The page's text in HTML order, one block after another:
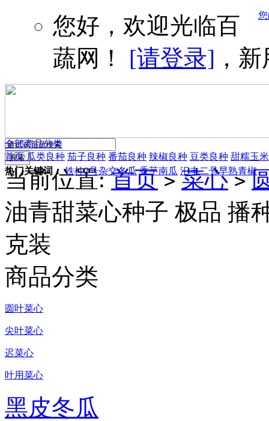
您好，欢迎光临百
蔬网！ [请登录] ，
热门关键词： 铁柱2号杂交冬瓜 香芋南瓜 汇丰二号早熟青椒
全部商品分类
首页 瓜类良种 茄子良种 番茄良种 辣椒良种 豆类良种 甜糯玉米
当前位置:首页 > 菜心 >
油青甜菜心种子 极品 播
克装
商品分类
圆叶菜心
尖叶菜心
迟菜心
叶用菜心
黑皮冬瓜